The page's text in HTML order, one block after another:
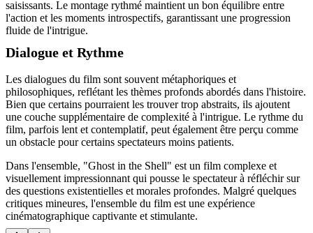
saisissants. Le montage rythmé maintient un bon équilibre entre
l'action et les moments introspectifs, garantissant une progression
fluide de l'intrigue.
Dialogue et Rythme
Les dialogues du film sont souvent métaphoriques et
philosophiques, reflétant les thèmes profonds abordés dans l'histoire.
Bien que certains pourraient les trouver trop abstraits, ils ajoutent
une couche supplémentaire de complexité à l'intrigue. Le rythme du
film, parfois lent et contemplatif, peut également être perçu comme
un obstacle pour certains spectateurs moins patients.
Dans l'ensemble, "Ghost in the Shell" est un film complexe et
visuellement impressionnant qui pousse le spectateur à réfléchir sur
des questions existentielles et morales profondes. Malgré quelques
critiques mineures, l'ensemble du film est une expérience
cinématographique captivante et stimulante.